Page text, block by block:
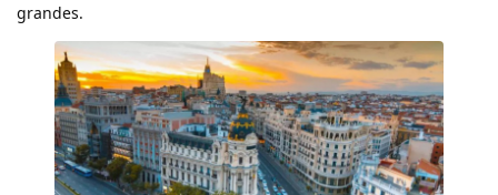
grandes.